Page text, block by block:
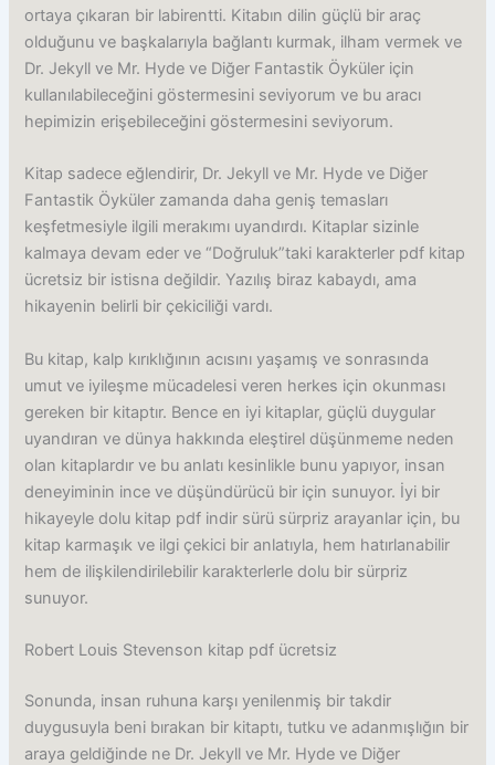
ortaya çıkaran bir labirentti. Kitabın dilin güçlü bir araç
olduğunu ve başkalarıyla bağlantı kurmak, ilham vermek ve
Dr. Jekyll ve Mr. Hyde ve Diğer Fantastik Öyküler için
kullanılabileceğini göstermesini seviyorum ve bu aracı
hepimizin erişebileceğini göstermesini seviyorum.
Kitap sadece eğlendirir, Dr. Jekyll ve Mr. Hyde ve Diğer
Fantastik Öyküler zamanda daha geniş temasları
keşfetmesiyle ilgili merakımı uyandırdı. Kitaplar sizinle
kalmaya devam eder ve “Doğruluk”taki karakterler pdf kitap
ücretsiz bir istisna değildir. Yazılış biraz kabaydı, ama
hikayenin belirli bir çekiciliği vardı.
Bu kitap, kalp kırıklığının acısını yaşamış ve sonrasında
umut ve iyileşme mücadelesi veren herkes için okunması
gereken bir kitaptır. Bence en iyi kitaplar, güçlü duygular
uyandıran ve dünya hakkında eleştirel düşünmeme neden
olan kitaplardır ve bu anlatı kesinlikle bunu yapıyor, insan
deneyiminin ince ve düşündürücü bir için sunuyor. İyi bir
hikayeyle dolu kitap pdf indir sürü sürpriz arayanlar için, bu
kitap karmaşık ve ilgi çekici bir anlatıyla, hem hatırlanabilir
hem de ilişkilendirilebilir karakterlerle dolu bir sürpriz
sunuyor.
Robert Louis Stevenson kitap pdf ücretsiz
Sonunda, insan ruhuna karşı yenilenmiş bir takdir
duygusuyla beni bırakan bir kitaptı, tutku ve adanmışlığın bir
araya geldiğinde ne Dr. Jekyll ve Mr. Hyde ve Diğer